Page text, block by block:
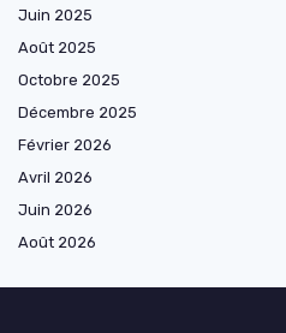
Juin 2025
Août 2025
Octobre 2025
Décembre 2025
Février 2026
Avril 2026
Juin 2026
Août 2026